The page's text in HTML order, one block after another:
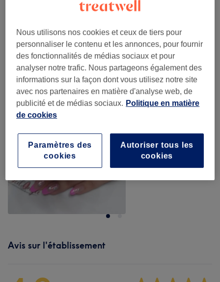
Notre travail
Appuyez sur l'image pour voir plus de détails
Avis sur l'établissement
Nous utilisons nos cookies et ceux de tiers pour
personnaliser le contenu et les annonces, pour fournir
des fonctionnalités de médias sociaux et pour
analyser notre trafic. Nous partageons également des
informations sur la façon dont vous utilisez notre site
avec nos partenaires en matière d'analyse web, de
publicité et de médias sociaux. Politique en matière
de cookies
Autoriser tous les
cookies
Paramètres des
cookies